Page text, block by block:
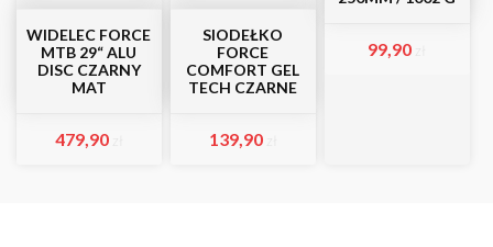
WIDELEC FORCE
MTB 29“ ALU
DISC CZARNY
MAT
479,90
SIODEŁKO
FORCE
COMFORT GEL
TECH CZARNE
139,90
99,90